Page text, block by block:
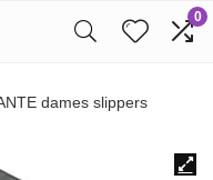
0
dames slippers